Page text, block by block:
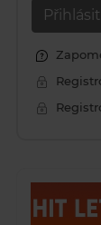
Přihlásit